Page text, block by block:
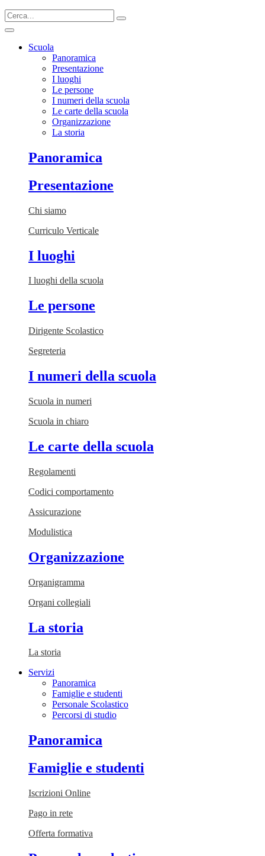
Scuola
Panoramica
Presentazione
I luoghi
Le persone
I numeri della scuola
Le carte della scuola
Organizzazione
La storia
Panoramica
Presentazione
Chi siamo
Curriculo Verticale
I luoghi
I luoghi della scuola
Le persone
Dirigente Scolastico
Segreteria
I numeri della scuola
Scuola in numeri
Scuola in chiaro
Le carte della scuola
Regolamenti
Codici comportamento
Assicurazione
Modulistica
Organizzazione
Organigramma
Organi collegiali
La storia
La storia
Servizi
Panoramica
Famiglie e studenti
Personale Scolastico
Percorsi di studio
Panoramica
Famiglie e studenti
Iscrizioni Online
Pago in rete
Offerta formativa